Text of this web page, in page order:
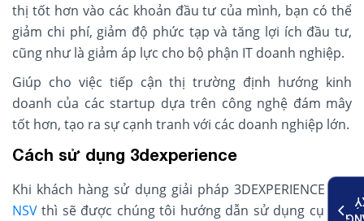
thị tốt hơn vào các khoản đầu tư của mình, bạn có thể
giảm chi phí, giảm độ phức tạp và tăng lợi ích đầu tư,
cũng như là giảm áp lực cho bộ phận IT doanh nghiệp.
Giúp cho việc tiếp cận thị trường định hướng kinh
doanh của các startup dựa trên công nghệ đám mây
tốt hơn, tạo ra sự cạnh tranh với các doanh nghiệp lớn.
Cách sử dụng 3dexperience
Khi khách hàng sử dụng giải pháp 3DEXPERIENCE của
NSV thì sẽ được chúng tôi hướng dẫn sử dụng cụ thể,